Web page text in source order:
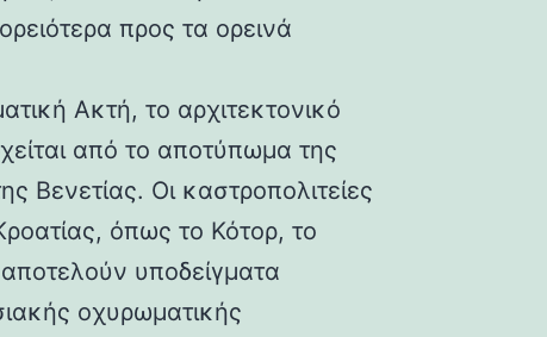
προς τα ορεινά
Ακτή, το αρχιτεκτονικό
από το αποτύπωμα της
Βενετίας. Οι καστροπολιτείες
όπως το Κότορ, το
υποδείγματα
οχυρωματικής